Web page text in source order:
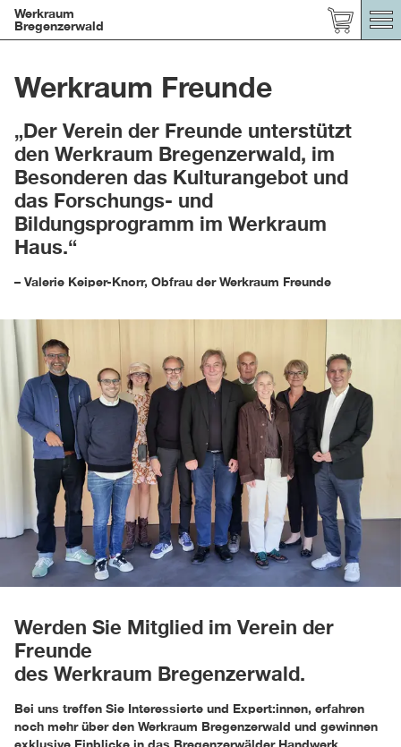
Werkraum
Bregenzerwald
Werkraum Freunde
„Der Verein der Freunde unterstützt
den Werkraum Bregenzerwald, im
Besonderen das Kulturangebot und
das Forschungs- und
Bildungsprogramm im Werkraum
Haus.“
– Valerie Keiper-Knorr, Obfrau der Werkraum Freunde
Werden Sie Mitglied im Verein der
Freunde
des Werkraum Bregenzerwald.
Bei uns treffen Sie Interessierte und Expert:innen, erfahren
noch mehr über den Werkraum Bregenzerwald und gewinnen
exklusive Einblicke in das Bregenzerwälder Handwerk.